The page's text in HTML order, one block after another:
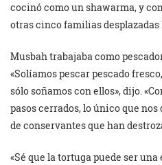
cocinó como un shawarma, y
otras cinco familias
Musbah trabajaba como
«Solíamos pescar pescado
sólo soñamos con ellos», dijo.
pasos cerrados, lo único que
de conservantes que han
«Sé que la tortuga puede ser